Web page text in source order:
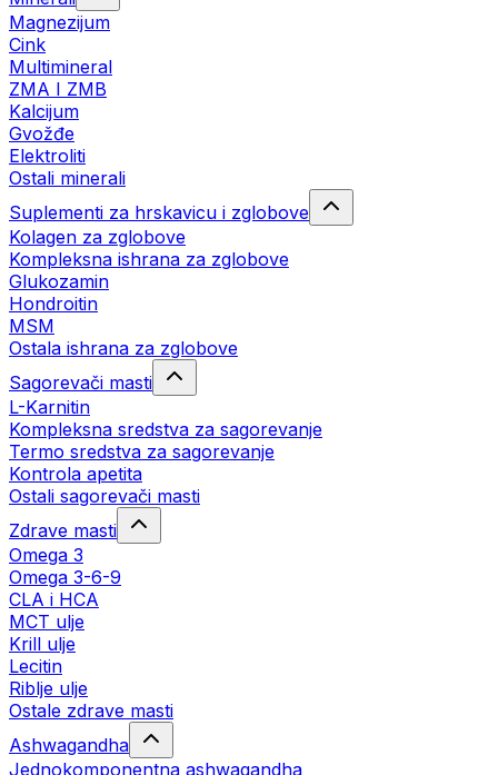
Magnezijum
Cink
Multimineral
ZMA I ZMB
Kalcijum
Gvožđe
Elektroliti
Ostali minerali
Suplementi za hrskavicu i zglobove
Kolagen za zglobove
Kompleksna ishrana za zglobove
Glukozamin
Hondroitin
MSM
Ostala ishrana za zglobove
Sagorevači masti
L-Karnitin
Kompleksna sredstva za sagorevanje
Termo sredstva za sagorevanje
Kontrola apetita
Ostali sagorevači masti
Zdrave masti
Omega 3
Omega 3-6-9
CLA i HCA
MCT ulje
Krill ulje
Lecitin
Riblje ulje
Ostale zdrave masti
Ashwagandha
Jednokomponentna ashwagandha